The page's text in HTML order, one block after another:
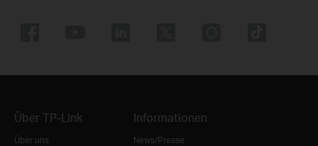
Über TP-Link
Über uns
Informationen
News/Presse